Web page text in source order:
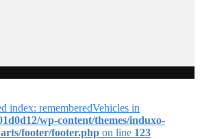
index: rememberedVehicles in
wp-content/themes/induxo-
footer/footer.php on line 123